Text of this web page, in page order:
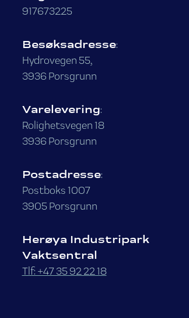
917673225
Besøksadresse:
Hydrovegen 55,
3936 Porsgrunn
Varelevering:
Rolighetsvegen 18
3936 Porsgrunn
Postadresse:
Postboks 1007
3905 Porsgrunn
Herøya Industripark
Vaktsentral
Tlf: +47 35 92 22 18